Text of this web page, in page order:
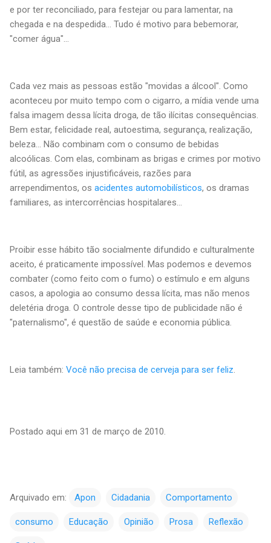
e por ter reconciliado, para festejar ou para lamentar, na
chegada e na despedida... Tudo é motivo para bebemorar,
"comer água"...
Cada vez mais as pessoas estão "movidas a álcool". Como
aconteceu por muito tempo com o cigarro, a mídia vende uma
falsa imagem dessa lícita droga, de tão ilícitas consequências.
Bem estar, felicidade real, autoestima, segurança, realização,
beleza... Não combinam com o consumo de bebidas
alcoólicas. Com elas, combinam as brigas e crimes por motivo
fútil, as agressões injustificáveis, razões para
arrependimentos, os acidentes automobilísticos, os dramas
familiares, as intercorrências hospitalares...
Proibir esse hábito tão socialmente difundido e culturalmente
aceito, é praticamente impossível. Mas podemos e devemos
combater (como feito com o fumo) o estímulo e em alguns
casos, a apologia ao consumo dessa lícita, mas não menos
deletéria droga. O controle desse tipo de publicidade não é
"paternalismo", é questão de saúde e economia pública.
Leia também: Você não precisa de cerveja para ser feliz.
Postado aqui em 31 de março de 2010.
Arquivado em: Apon Cidadania Comportamento
consumo Educação Opinião Prosa Reflexão